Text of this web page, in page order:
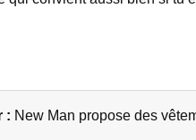
: New Man propose des